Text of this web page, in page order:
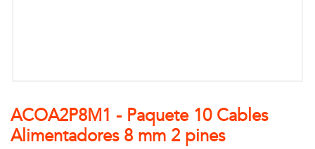
ACOA2P8M1 - Paquete 10 Cables
Alimentadores 8 mm 2 pines